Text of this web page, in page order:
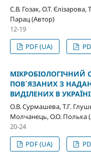
С.В. Гозак, О.Т.
Парац (Автор)
12-19
PDF (UA)
МІКРОБІОЛОГІЧНИЙ
ПОВ`ЯЗАНИХ З
ВИДІЛЕНИХ В
О.В. Сурмашева, Т.Г.
Молчанець, О.О. Полька
20-24
PDF (UA)